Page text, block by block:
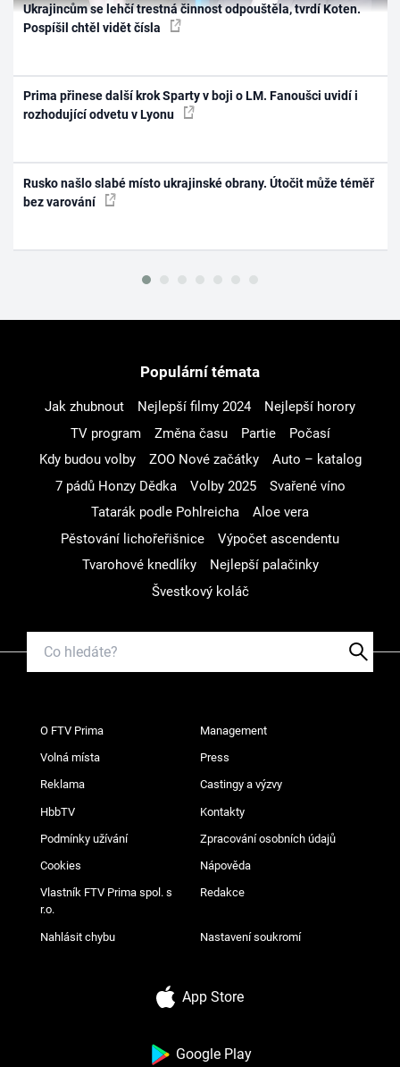
Ukrajincům se lehčí trestná činnost odpouštěla, tvrdí Koten.
Pospíšil chtěl vidět čísla
Prima přinese další krok Sparty v boji o LM. Fanoušci uvidí i
rozhodující odvetu v Lyonu
Rusko našlo slabé místo ukrajinské obrany. Útočit může téměř
bez varování
Populární témata
Jak zhubnout Nejlepší filmy 2024
Nejlepší horory
TV program
Změna času Partie
Počasí
Kdy budou volby
ZOO Nové začátky
Auto – katalog
7 pádů Honzy Dědka
Volby 2025
Svařené víno
Tatarák podle Pohlreicha
Aloe vera
Pěstování lichořeřišnice
Výpočet ascendentu
Tvarohové knedlíky
Nejlepší palačinky
Švestkový koláč
O FTV Prima Management
Volná místa Press
Reklama Castingy a výzvy
HbbTV Kontakty
Podmínky užívání Zpracování osobních údajů
Cookies Nápověda
Vlastník FTV Prima spol. s
r.o.
Redakce
Nahlásit chybu Nastavení soukromí
App Store
Google Play